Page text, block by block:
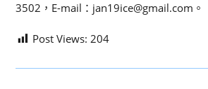
3502，E-mail：jan19ice@gmail.com。
Post Views: 204